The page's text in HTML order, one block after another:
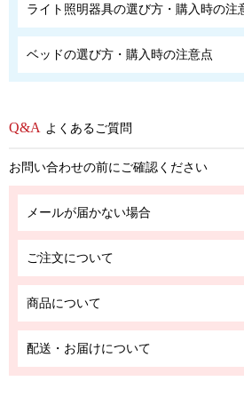
ライト照明器具の選び方・購入時の注
ベッドの選び方・購入時の注意点
よくあるご質問
お問い合わせの前にご確認ください
メールが届かない場合
ご注文について
商品について
配送・お届けについて